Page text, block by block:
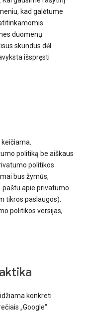
kad galėtume
duomenų
skundus dėl
išspręsti
politiką be aiškaus
politikos
bus žymūs,
paštu apie privatumo
tikros paslaugos).
politikos versijas,
konkreti
„Google“